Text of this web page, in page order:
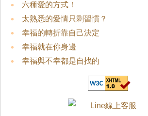
六種愛的方式！
太熟悉的愛情只剩習慣？
幸福的轉折靠自己決定
幸福就在你身邊
幸福與不幸都是自找的